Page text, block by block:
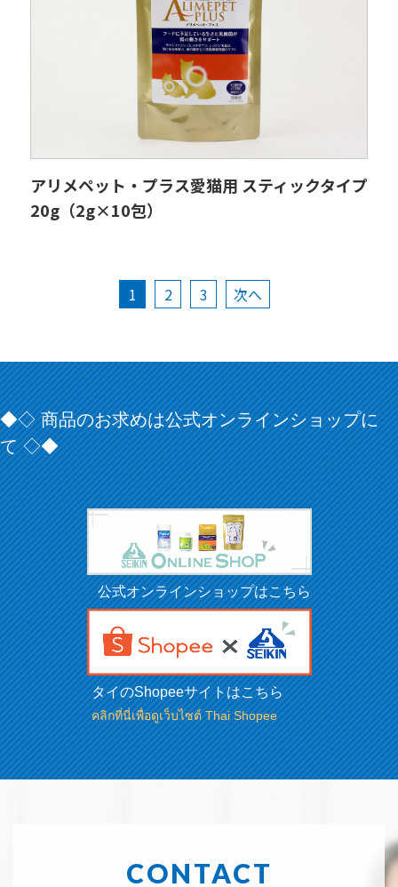
アリメペット・プラス愛猫用 スティックタイプ
20g（2g×10包）
1 2 3 次へ
◆◇ 商品のお求めは公式オンラインショップに
て ◇◆
公式オンラインショップはこちら
タイのShopeeサイトはこちら
คลิกที่นี่เพื่อดูเว็บไซต์ Thai Shopee
CONTACT